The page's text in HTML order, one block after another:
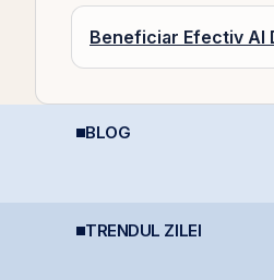
Beneficiar Efectiv Al
BLOG
Calculator deducere
TRENDUL ZILEI
Fidelis revine în iulie